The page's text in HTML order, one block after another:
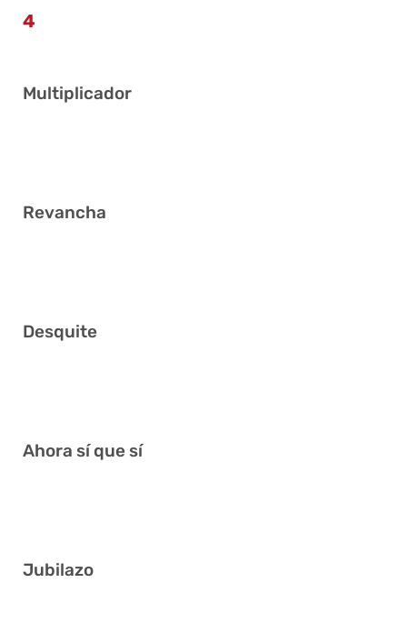
4
Multiplicador
Revancha
Desquite
Ahora sí que sí
Jubilazo